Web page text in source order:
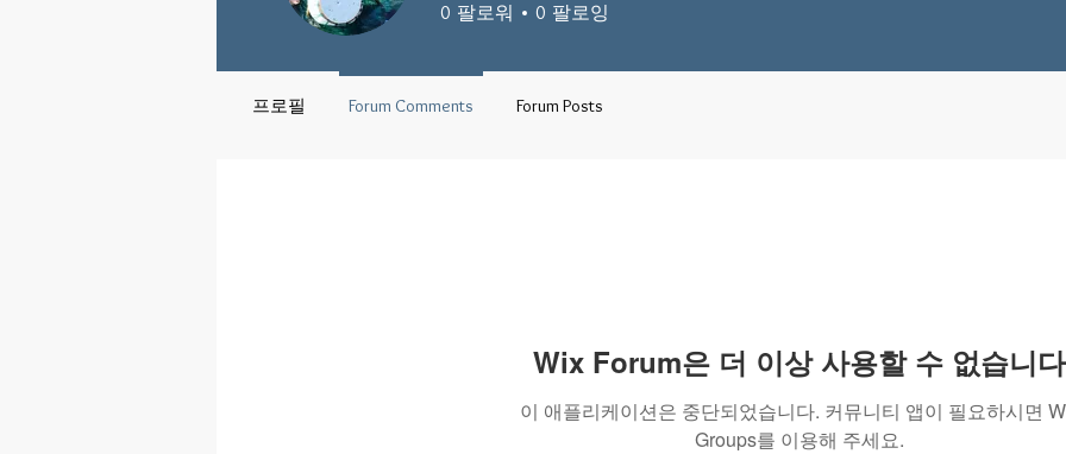
Wix Forum은 더 이상 사용할 수 없습니다
이 애플리케이션은 중단되었습니다. 커뮤니티 앱이 필요하시면
Groups를 이용해 주세요.
0 팔로워 0 팔로잉
프로필 Forum Comments Forum Posts